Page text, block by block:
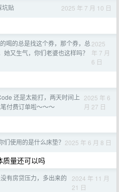
坑贴 2025 年 7 月 10 日
喝的总是找这个券，那个券，总
又生气，你们老婆也这样吗？
2025
年 7 月
6 日
还是太能打，两天时间上
付费订单啦～～～
2025 年 6
月 27 日
们使用的是什么床垫？ 2025 年 6 月 8 日
质量还可以吗
有房贷压力，多出来的
2024 年 11 月
21 日